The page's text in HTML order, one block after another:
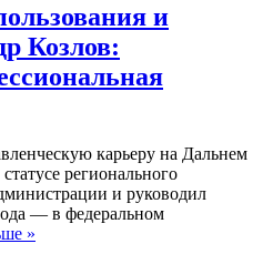
и
Козлов:
карьеру на Дальнем
регионального
и руководил
— в федеральном
»